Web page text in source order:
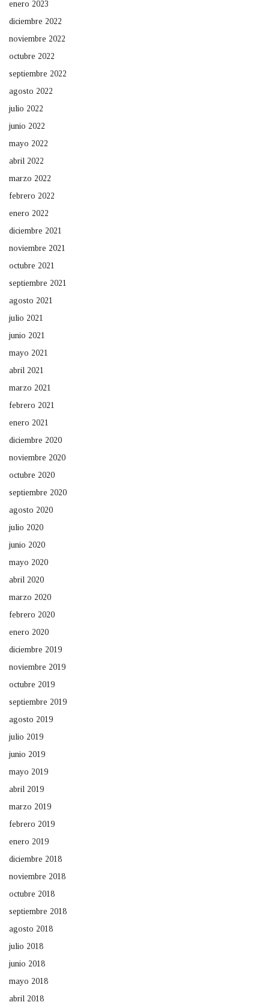
enero 2023
diciembre 2022
noviembre 2022
octubre 2022
septiembre 2022
agosto 2022
julio 2022
junio 2022
mayo 2022
abril 2022
marzo 2022
febrero 2022
enero 2022
diciembre 2021
noviembre 2021
octubre 2021
septiembre 2021
agosto 2021
julio 2021
junio 2021
mayo 2021
abril 2021
marzo 2021
febrero 2021
enero 2021
diciembre 2020
noviembre 2020
octubre 2020
septiembre 2020
agosto 2020
julio 2020
junio 2020
mayo 2020
abril 2020
marzo 2020
febrero 2020
enero 2020
diciembre 2019
noviembre 2019
octubre 2019
septiembre 2019
agosto 2019
julio 2019
junio 2019
mayo 2019
abril 2019
marzo 2019
febrero 2019
enero 2019
diciembre 2018
noviembre 2018
octubre 2018
septiembre 2018
agosto 2018
julio 2018
junio 2018
mayo 2018
abril 2018